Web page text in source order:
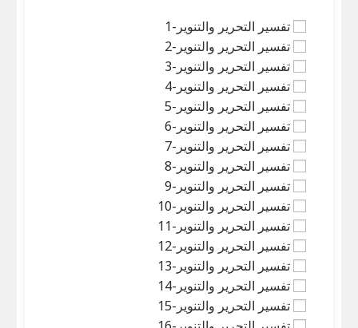
تفسير التحرير والتنوير-1
تفسير التحرير والتنوير-2
تفسير التحرير والتنوير-3
تفسير التحرير والتنوير-4
تفسير التحرير والتنوير-5
تفسير التحرير والتنوير-6
تفسير التحرير والتنوير-7
تفسير التحرير والتنوير-8
تفسير التحرير والتنوير-9
تفسير التحرير والتنوير-10
تفسير التحرير والتنوير-11
تفسير التحرير والتنوير-12
تفسير التحرير والتنوير-13
تفسير التحرير والتنوير-14
تفسير التحرير والتنوير-15